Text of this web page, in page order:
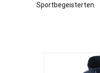
Sportbegeisterten.